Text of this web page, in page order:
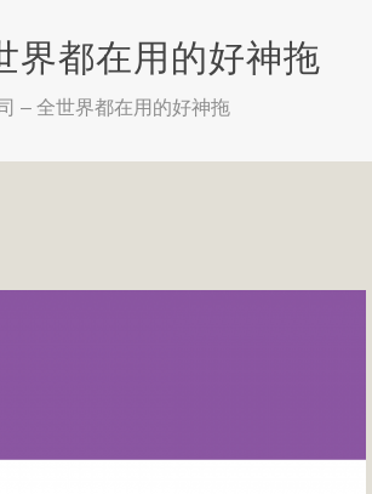
界都在用的好神拖
– 全世界都在用的好神拖